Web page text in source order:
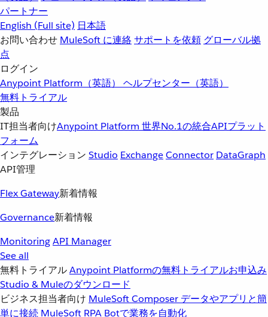
パートナー
English (Full site) 日本語
お問い合わせ MuleSoft に連絡サポートを依頼 グローバル拠
点
ログイン
Anypoint Platform（英語） ヘルプセンター（英語）
無料トライアル
製品
IT担当者向けAnypoint Platform 世界No.1の統合APIプラット
フォーム
インテグレーション Studio ExchangeConnector DataGraph
API管理
Flex Gateway新着情報
Governance新着情報
MonitoringAPI Manager
See all
無料トライアルAnypoint Platformの無料トライアルお申込み
Studio & Muleのダウンロード
ビジネス担当者向け MuleSoft Composer データやアプリと簡
単に接続 MuleSoft RPA Botで業務を自動化